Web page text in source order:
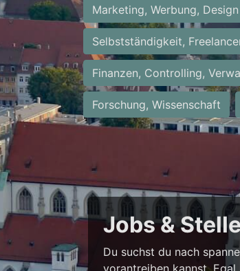
Marketing, Werbung, Design
Selbstständigkeit,
Finanzen, Controlling,
Forschung, Wissenschaft
Jobs &
Du suchst du nach